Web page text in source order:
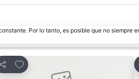
Por lo tanto, es posible que no siempre
Compartir
Agregar a favoritos